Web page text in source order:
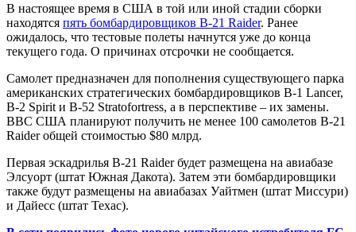
В настоящее время в США в той или иной стадии сборки
находятся пять бомбардировщиков B-21 Raider. Ранее
ожидалось, что тестовые полеты начнутся уже до конца
текущего года. О причинах отсрочки не сообщается.
Самолет предназначен для пополнения существующего парка
американских стратегических бомбардировщиков B-1 Lancer,
B-2 Spirit и B-52 Stratofortress, а в перспективе – их замены.
ВВС США планируют получить не менее 100 самолетов B-21
Raider общей стоимостью $80 млрд.
Первая эскадрилья B-21 Raider будет размещена на авиабазе
Элсуорт (штат Южная Дакота). Затем эти бомбардировщики
также будут размещены на авиабазах Уайтмен (штат Миссури)
и Дайесс (штат Техас).